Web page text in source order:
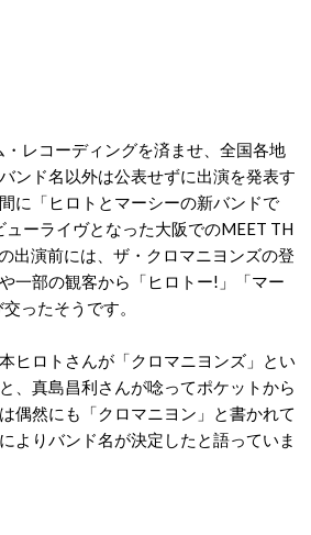
レコーディングを済ませ、全国各地
ンド名以外は公表せずに出演を発表す
に「ヒロトとマーシーの新バンドで
ューライヴとなった大阪でのMEET TH
出演前には、ザ・クロマニヨンズの登
一部の観客から「ヒロトー!」「マー
ったそうです。
ヒロトさんが「クロマニヨンズ」とい
、真島昌利さんが唸ってポケットから
偶然にも「クロマニヨン」と書かれて
よりバンド名が決定したと語っていま